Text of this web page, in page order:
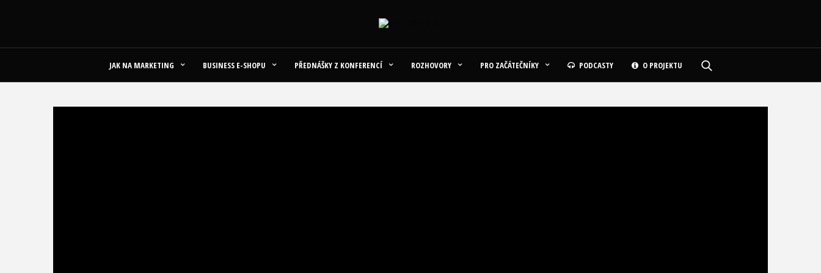
JAK NA MARKETING BUSINESS E-SHOPU PŘEDNÁŠKY Z KONFERENCÍ ROZHOVORY PRO ZAČÁTEČNÍKY PODCASTY O PROJEKTU